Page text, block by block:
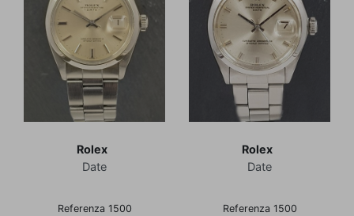
Rolex
Date
Referenza 1500
Rolex
Date
Referenza 1500